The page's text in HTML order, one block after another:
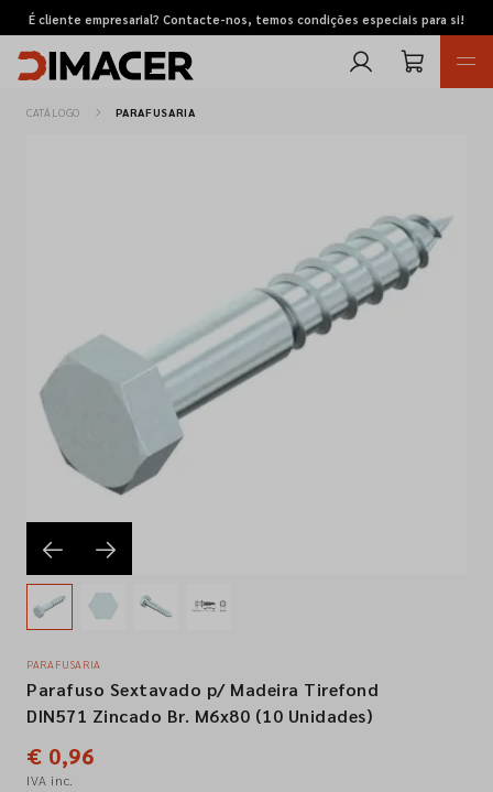
É cliente empresarial? Contacte-nos, temos condições especiais para si!
Pedidos de cotação
Marcas
Favoritos
Empresa
Contactos
Siga-nos nas redes sociais
CATÁLOGO PARAFUSARIA
PARAFUSARIA
Parafuso Sextavado p/ Madeira Tirefond
DIN571 Zincado Br. M6x80 (10 Unidades)
€ 0,96
IVA inc.